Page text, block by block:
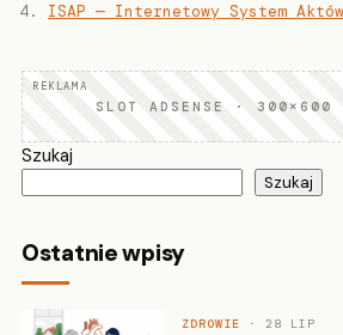
ISAP — Internetowy System
SLOT ADSENSE · 300×600
Szukaj
Szukaj
Ostatnie wpisy
ZDROWIE · 28 LIP